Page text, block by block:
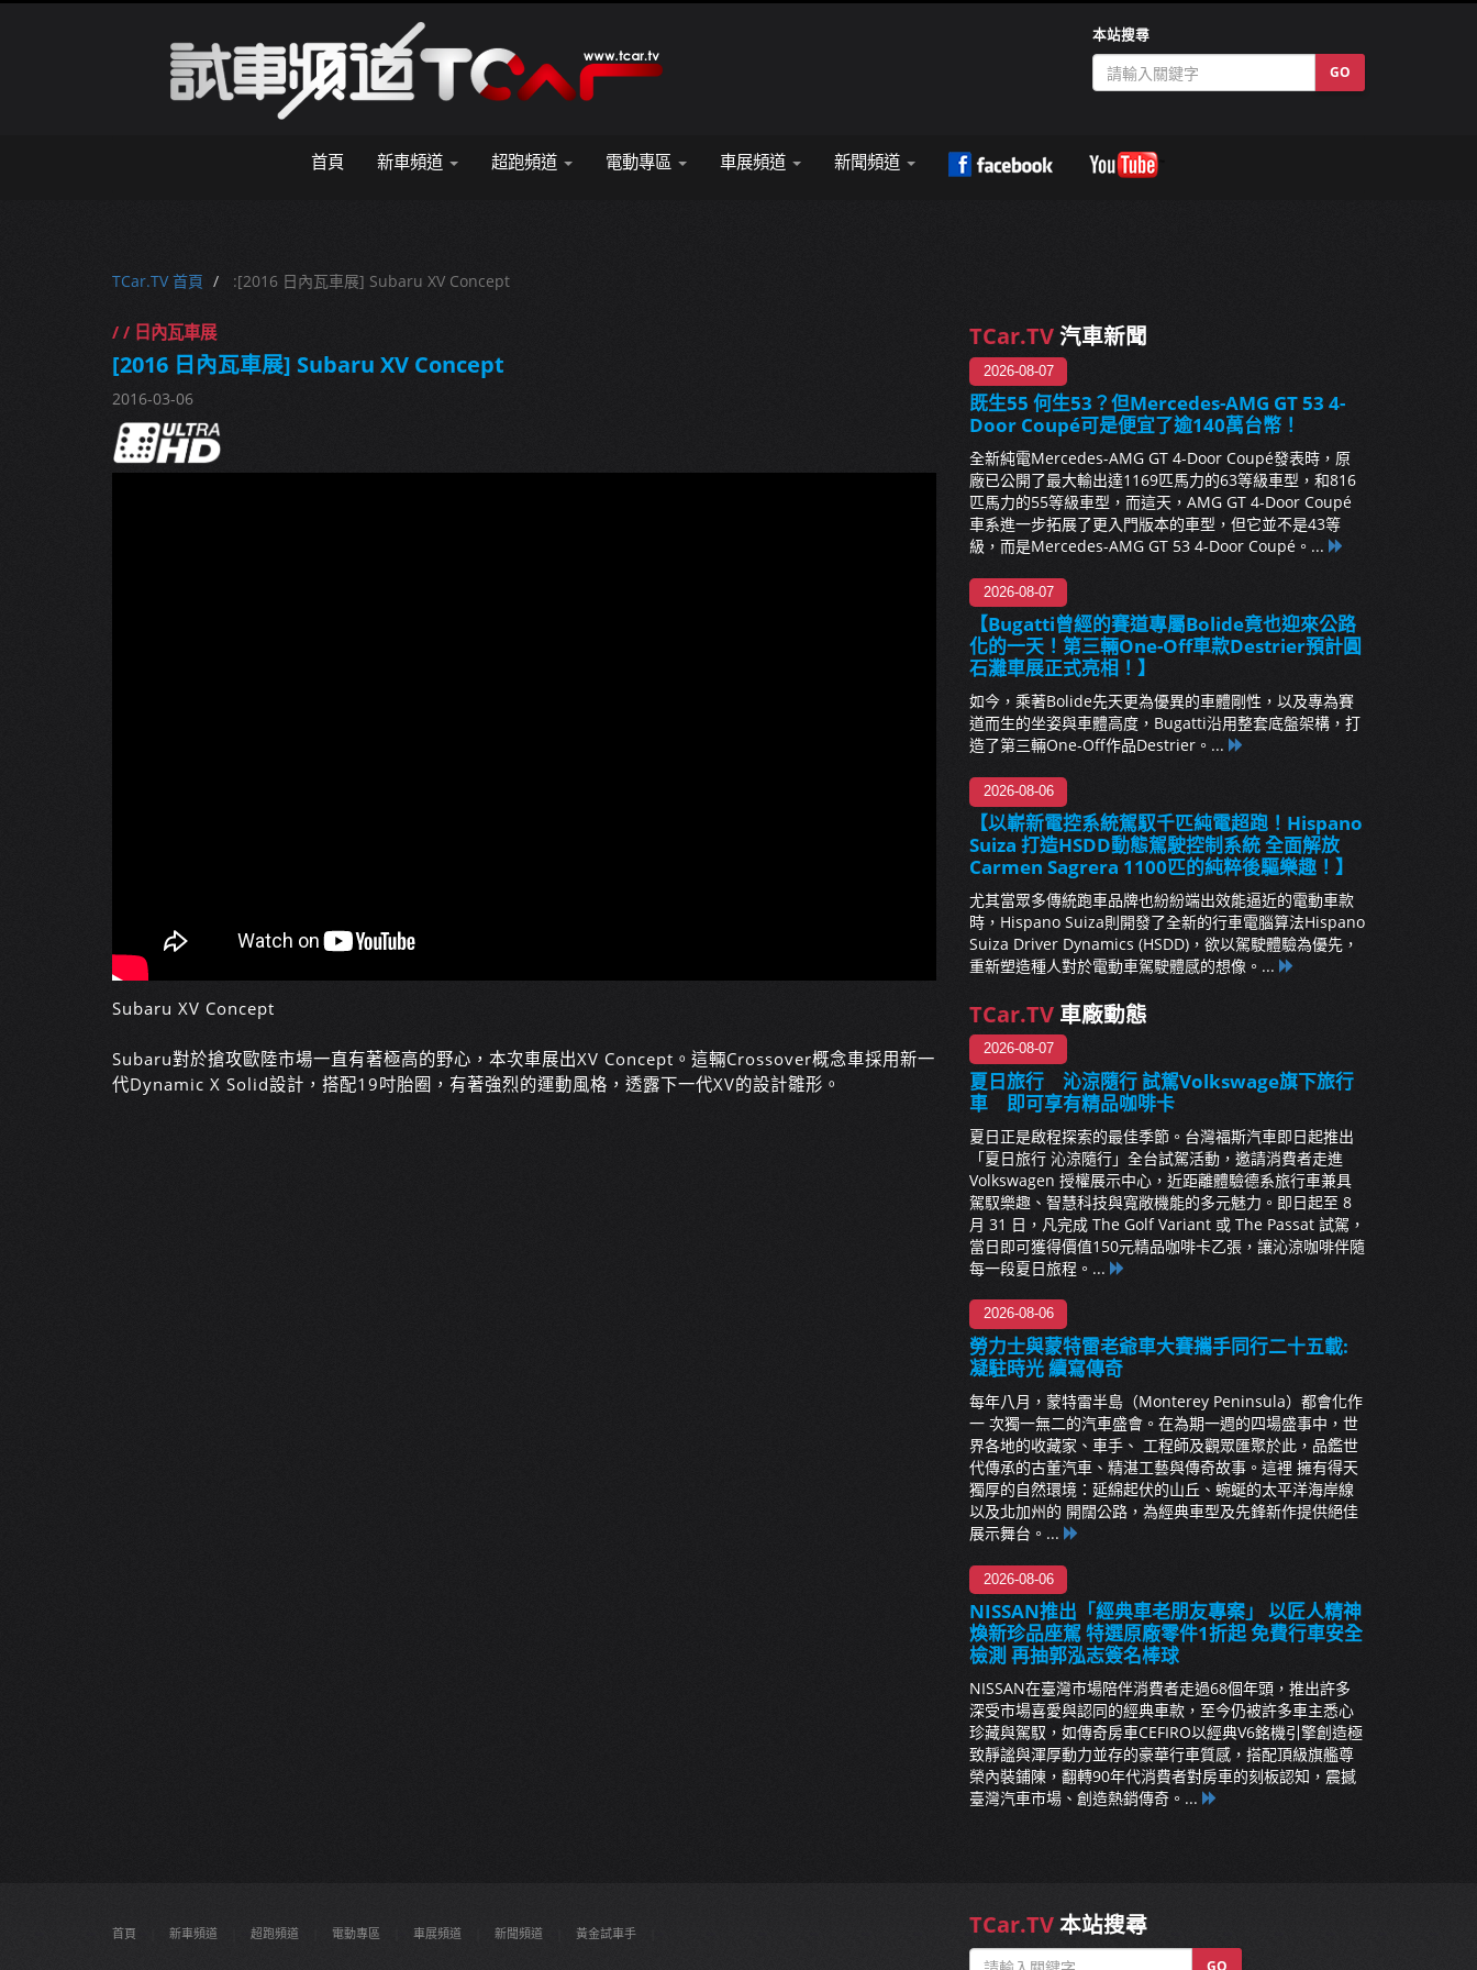
本站搜尋
GO
首頁 新車頻道 超跑頻道 電動專區 車展頻道 新聞頻道
TCar.TV 首頁 :[2016 日內瓦車展] Subaru XV Concept
/ / 日內瓦車展
[2016 日內瓦車展] Subaru XV Concept
2016-03-06
Subaru XV Concept
Subaru對於搶攻歐陸市場一直有著極高的野心，本次車展出XV Concept。這輛Crossover概念車採用新一
代Dynamic X Solid設計，搭配19吋胎圈，有著強烈的運動風格，透露下一代XV的設計雛形。
TCar.TV汽車新聞
2026-08-07
既生55 何生53？但Mercedes-AMG GT 53 4-
Door Coupé可是便宜了逾140萬台幣！
全新純電Mercedes-AMG GT 4-Door Coupé發表時，原
廠已公開了最大輸出達1169匹馬力的63等級車型，和816
匹馬力的55等級車型，而這天，AMG GT 4-Door Coupé
車系進一步拓展了更入門版本的車型，但它並不是43等
級，而是Mercedes-AMG GT 53 4-Door Coupé。...
2026-08-07
【Bugatti曾經的賽道專屬Bolide竟也迎來公路
化的一天！第三輛One-Off車款Destrier預計圓
石灘車展正式亮相！】
如今，乘著Bolide先天更為優異的車體剛性，以及專為賽
道而生的坐姿與車體高度，Bugatti沿用整套底盤架構，打
造了第三輛One-Off作品Destrier。...
2026-08-06
【以嶄新電控系統駕馭千匹純電超跑！Hispano
Suiza 打造HSDD動態駕駛控制系統 全面解放
Carmen Sagrera 1100匹的純粹後驅樂趣！】
尤其當眾多傳統跑車品牌也紛紛端出效能逼近的電動車款
時，Hispano Suiza則開發了全新的行車電腦算法Hispano
Suiza Driver Dynamics (HSDD)，欲以駕駛體驗為優先，
重新塑造種人對於電動車駕駛體感的想像。...
TCar.TV 車廠動態
2026-08-07
夏日旅行 沁涼隨行 試駕Volkswage旗下旅行
車 即可享有精品咖啡卡
夏日正是啟程探索的最佳季節。台灣福斯汽車即日起推出
「夏日旅行 沁涼隨行」全台試駕活動，邀請消費者走進
Volkswagen 授權展示中心，近距離體驗德系旅行車兼具
駕馭樂趣、智慧科技與寬敞機能的多元魅力。即日起至 8
月 31 日，凡完成 The Golf Variant 或 The Passat 試駕，
當日即可獲得價值150元精品咖啡卡乙張，讓沁涼咖啡伴隨
每一段夏日旅程。...
2026-08-06
勞力士與蒙特雷老爺車大賽攜手同行二十五載:
凝駐時光 續寫傳奇
每年八月，蒙特雷半島（Monterey Peninsula）都會化作
一 次獨一無二的汽車盛會。在為期一週的四場盛事中，世
界各地的收藏家、車手、 工程師及觀眾匯聚於此，品鑑世
代傳承的古董汽車、精湛工藝與傳奇故事。這裡 擁有得天
獨厚的自然環境：延綿起伏的山丘、蜿蜒的太平洋海岸線
以及北加州的 開闊公路，為經典車型及先鋒新作提供絕佳
展示舞台。...
2026-08-06
NISSAN推出「經典車老朋友專案」 以匠人精神
煥新珍品座駕 特選原廠零件1折起 免費行車安全
檢測 再抽郭泓志簽名棒球
NISSAN在臺灣市場陪伴消費者走過68個年頭，推出許多
深受市場喜愛與認同的經典車款，至今仍被許多車主悉心
珍藏與駕馭，如傳奇房車CEFIRO以經典V6銘機引擎創造極
致靜謐與渾厚動力並存的豪華行車質感，搭配頂級旗艦尊
榮內裝鋪陳，翻轉90年代消費者對房車的刻板認知，震撼
臺灣汽車市場、創造熱銷傳奇。...
TCar.TV本站搜尋
首頁 新車頻道 超跑頻道 電動專區 車展頻道 新聞頻道 黃金試車手